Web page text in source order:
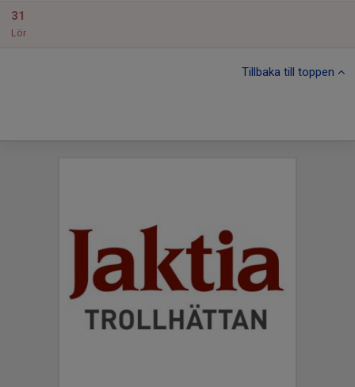
31
Lör
Tillbaka till toppen